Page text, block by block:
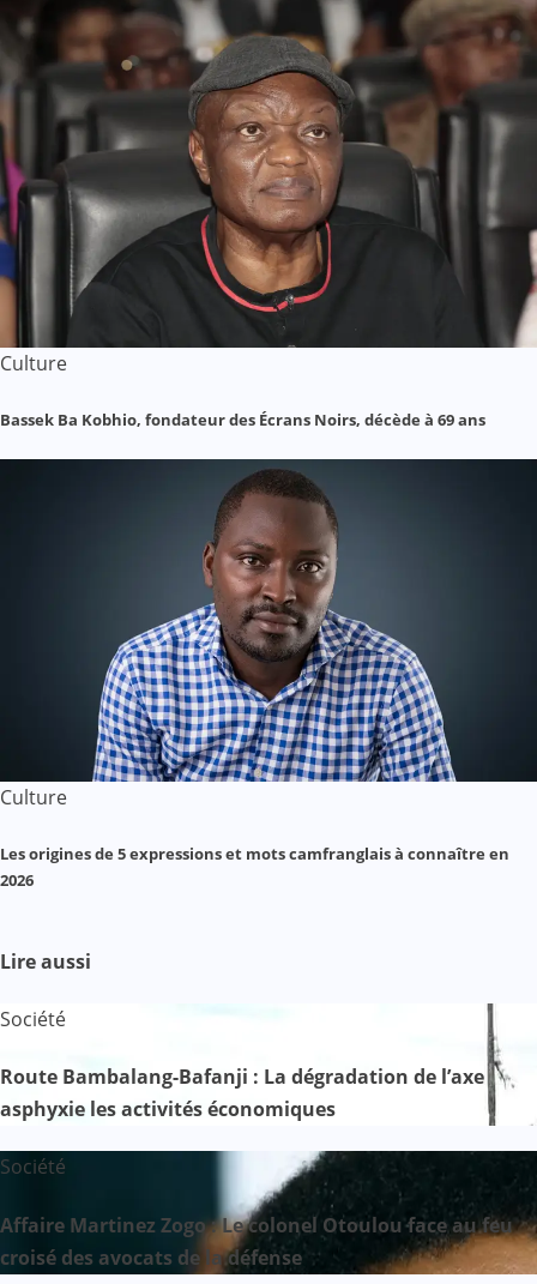
Culture
Bassek Ba Kobhio, fondateur des Écrans Noirs, décède à 69 ans
Culture
Les origines de 5 expressions et mots camfranglais à connaître en
2026
Lire aussi
Société
Route Bambalang-Bafanji : La dégradation de l’axe
asphyxie les activités économiques
Société
Affaire Martinez Zogo : Le colonel Otoulou face au feu
croisé des avocats de la défense